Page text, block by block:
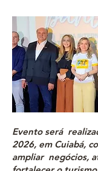
Evento será
2026, em Cuiabá,
ampliar negócios,